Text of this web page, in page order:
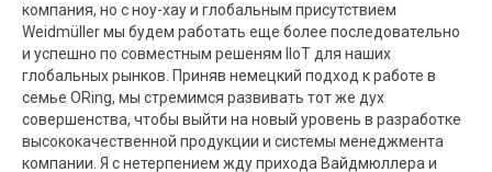
компания, но с ноу-хау и глобальным присутствием
Weidmüller мы будем работать еще более последовательно
и успешно по совместным решеням IIoT для наших
глобальных рынков. Приняв немецкий подход к работе в
семье ORing, мы стремимся развивать тот же дух
совершенства, чтобы выйти на новый уровень в разработке
высококачественной продукции и системы менеджмента
компании. Я с нетерпением жду прихода Вайдмюллера и